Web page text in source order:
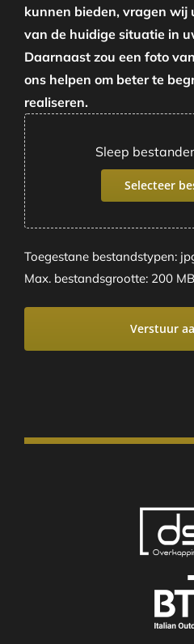
kunnen bieden, vragen wij
van de huidige situatie in
Daarnaast zou een foto
ons helpen om beter te
realiseren.
Sleep
Selecteer
Toegestane bestandstypen:
Max. bestandsgrootte: 200